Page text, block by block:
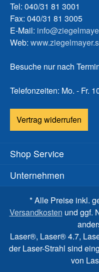
Tel: 040/31 81 3001
Fax: 040/31 81 3005
E-Mail:
Web:
Besuche nur nach
Telefonzeiten: Mo. - Fr.
Vertrag widerrufen
Shop Service
Unternehmen
* Alle Preise inkl.
Versandkosten und ggf.
Laser®, Laser® 4.7,
der Laser-Strahl sind
von